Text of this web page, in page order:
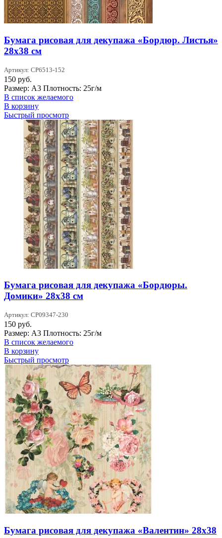
Бумага рисовая для декупажа «Бордюр. Листья»
28х38 см
Артикул: CP6513-152
150 руб.
Размер: А3 Плотность: 25г/м
В список желаемого
В корзину
Быстрый просмотр
Бумага рисовая для декупажа «Бордюры.
Домики» 28х38 см
Артикул: CP09347-230
150 руб.
Размер: А3 Плотность: 25г/м
В список желаемого
В корзину
Быстрый просмотр
Бумага рисовая для декупажа «Валентин» 28х38